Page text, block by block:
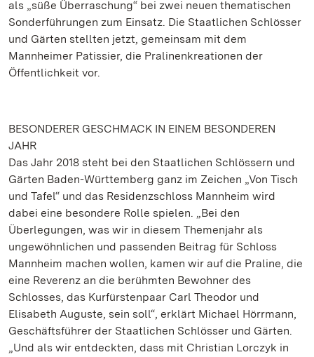
als „süße Überraschung“ bei zwei neuen thematischen
Sonderführungen zum Einsatz. Die Staatlichen Schlösser
und Gärten stellten jetzt, gemeinsam mit dem
Mannheimer Patissier, die Pralinenkreationen der
Öffentlichkeit vor.
BESONDERER GESCHMACK IN EINEM BESONDEREN
JAHR
Das Jahr 2018 steht bei den Staatlichen Schlössern und
Gärten Baden-Württemberg ganz im Zeichen „Von Tisch
und Tafel“ und das Residenzschloss Mannheim wird
dabei eine besondere Rolle spielen. „Bei den
Überlegungen, was wir in diesem Themenjahr als
ungewöhnlichen und passenden Beitrag für Schloss
Mannheim machen wollen, kamen wir auf die Praline, die
eine Reverenz an die berühmten Bewohner des
Schlosses, das Kurfürstenpaar Carl Theodor und
Elisabeth Auguste, sein soll“, erklärt Michael Hörrmann,
Geschäftsführer der Staatlichen Schlösser und Gärten.
„Und als wir entdeckten, dass mit Christian Lorczyk in